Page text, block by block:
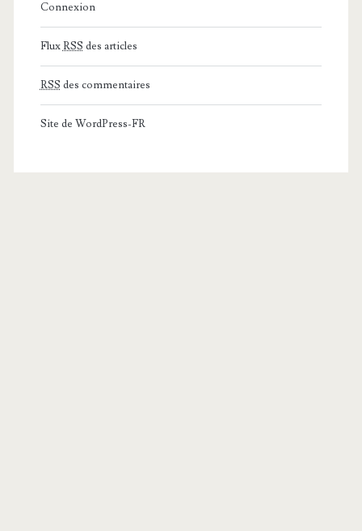
Connexion
FluxRSS des articles
RSS des commentaires
Site de WordPress-FR